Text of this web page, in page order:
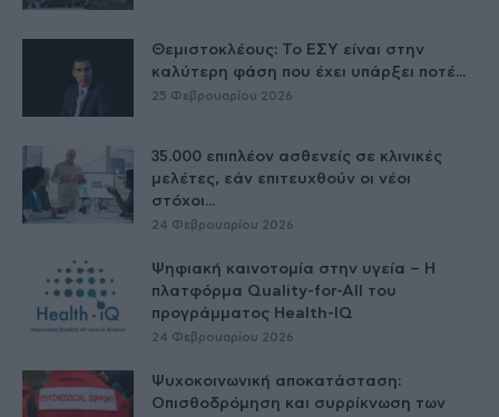
Θεμιστοκλέους: Το ΕΣΥ είναι στην
καλύτερη φάση που έχει υπάρξει ποτέ...
25 Φεβρουαρίου 2026
35.000 επιπλέον ασθενείς σε κλινικές
μελέτες, εάν επιτευχθούν οι νέοι
στόχοι...
24 Φεβρουαρίου 2026
Ψηφιακή καινοτομία στην υγεία – H
πλατφόρμα Quality-for-All του
προγράμματος Health-IQ
24 Φεβρουαρίου 2026
Ψυχοκοινωνική αποκατάσταση:
Οπισθοδρόμηση και συρρίκνωση των